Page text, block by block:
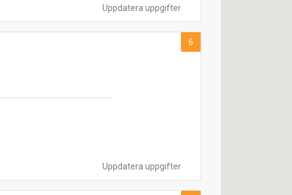
Uppdatera uppgifter
Uppdatera uppgifter
6